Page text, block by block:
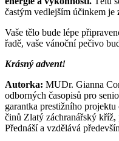
častým vedlejším účinkem je
Vaše tělo bude lépe
řadě, vaše vánoční pečivo
Krásný advent!
Autorka: MUDr. Gianna
odborných časopisů pro
garantka prestižního
činů Zlatý záchranářský kříž,
Přednáší a vzdělává